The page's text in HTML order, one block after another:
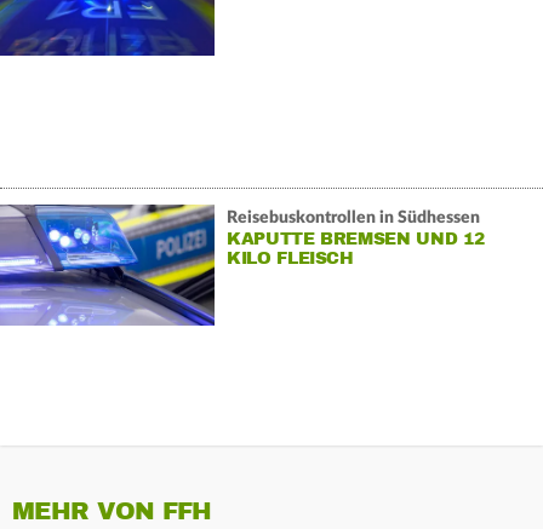
Reisebuskontrollen in Südhessen
KAPUTTE BREMSEN UND 12
KILO FLEISCH
MEHR VON FFH